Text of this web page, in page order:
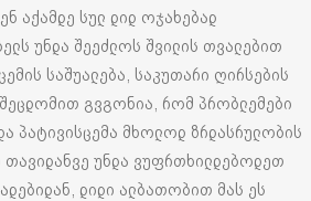
აქამდე სულ დიდ ოჯახებად
უნდა შეეძლოს შვილის თვალებით
საშუალება, საკუთარი ღირსების
შეცდომით გვგონია, რომ პრობლემები
პატივისცემა მხოლოდ ზრდასრულობის
თავიდანვე უნდა ვუფრთხილდებოდეთ
დიდი ალბათობით მას ეს